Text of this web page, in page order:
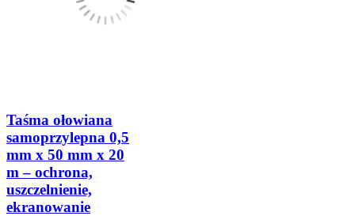
Taśma ołowiana
samoprzylepna 0,5
mm x 50 mm x 20
m – ochrona,
uszczelnienie,
ekranowanie